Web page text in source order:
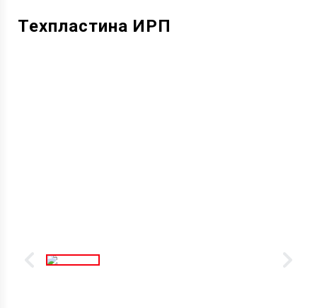
Техпластина ИРП